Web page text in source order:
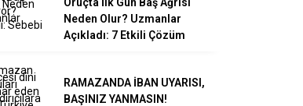
Neden Olur? Uzmanlar
Açıkladı: 7 Etkili Çözüm
RAMAZANDA İBAN UYARISI,
BAŞINIZ YANMASIN!